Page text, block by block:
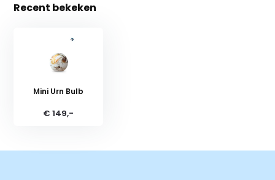
Recent bekeken
Mini Urn Bulb
€ 149,-